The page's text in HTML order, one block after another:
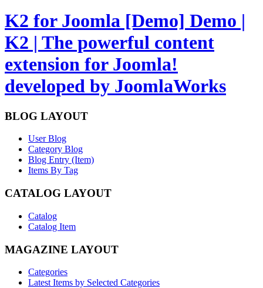
K2 for Joomla [Demo] Demo |
K2 | The powerful content
extension for Joomla!
developed by JoomlaWorks
BLOG LAYOUT
User Blog
Category Blog
Blog Entry (Item)
Items By Tag
CATALOG LAYOUT
Catalog
Catalog Item
MAGAZINE LAYOUT
Categories
Latest Items by Selected Categories